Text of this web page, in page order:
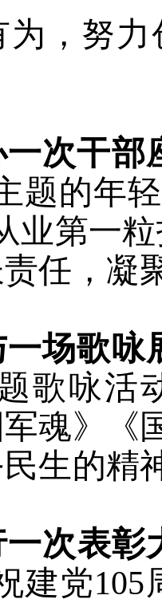
为，努
一次干部
题的年
业第一
任，凝
一场歌咏
歌咏活
魂》《
生的精
一次表彰
建党105